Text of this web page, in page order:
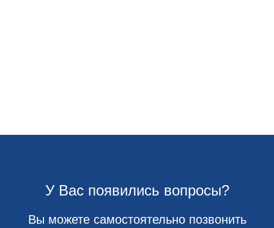
У Вас появились вопросы?
Вы можете самостоятельно позвонить